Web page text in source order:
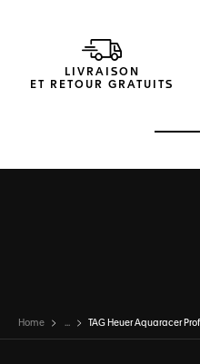
parfaite dans l'obscurité.
LIVRAISON
ET RETOUR GRATUITS
Home ... TAG Heuer Aquaracer